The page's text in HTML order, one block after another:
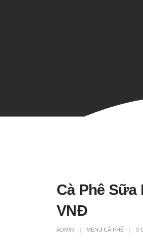
Cà Phê Sữa
VNĐ
ADMIN MENU CÀ PHÊ 0